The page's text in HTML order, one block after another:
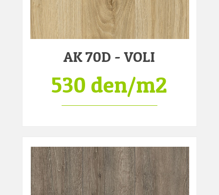
AK 70D - VOLI
530 den/m2